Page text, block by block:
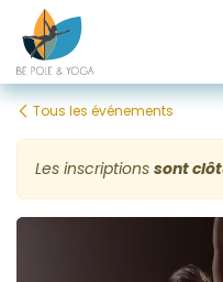
Se rendre au contenu
Tous les événements
Les inscriptions sont